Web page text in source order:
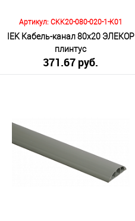
Артикул: CKK20-080-020-1-K01
IEK Кабель-канал 80х20 ЭЛЕКОР
плинтус
371.67 руб.
В корзину